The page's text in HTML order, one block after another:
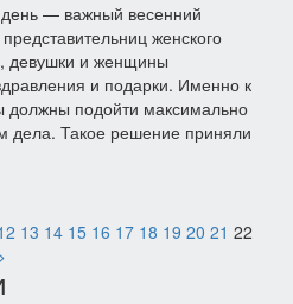
— важный весенний
женского
девушки и женщины
и подарки. Именно к
должны подойти максимально
дела. Такое решение приняли
13 14 15 16 17 18 19 20 21 22